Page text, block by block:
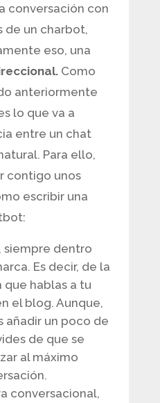
conversación con
de un charbot,
eso, una
Como
anteriormente
lo que va a
entre un chat
Para ello,
contigo unos
escribir una
siempre dentro
Es decir, de la
que hablas a tu
el blog. Aunque,
añadir un poco de
de que se
al máximo
conversacional,